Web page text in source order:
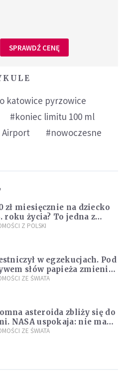
SPRAWDŹ CENĘ
katowice pyrzowice
#koniec limitu 100 ml
Airport
#nowoczesne
zł miesięcznie na dziecko
roku życia? To jedna z
programu "Rozwój
Z POLSKI
w egzekucjach. Pod
słów papieża zmienił
ZE ŚWIATA
asteroida zbliży się do
NASA uspokaja: nie ma
ZE ŚWIATA